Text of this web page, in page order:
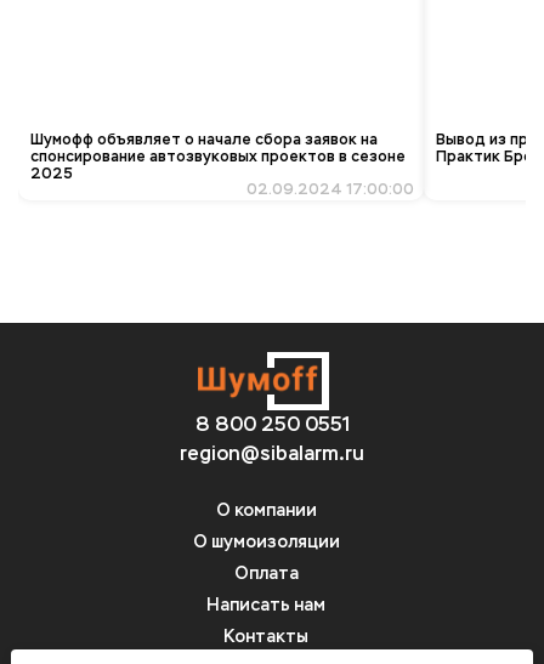
Шумофф объявляет о начале сбора заявок на
спонсирование автозвуковых проектов в сезоне
2025
02.09.2024 17:00:00
Вывод из
Практик
8 800 250 0551
region@sibalarm.ru
О компании
О шумоизоляции
Оплата
Написать нам
Контакты